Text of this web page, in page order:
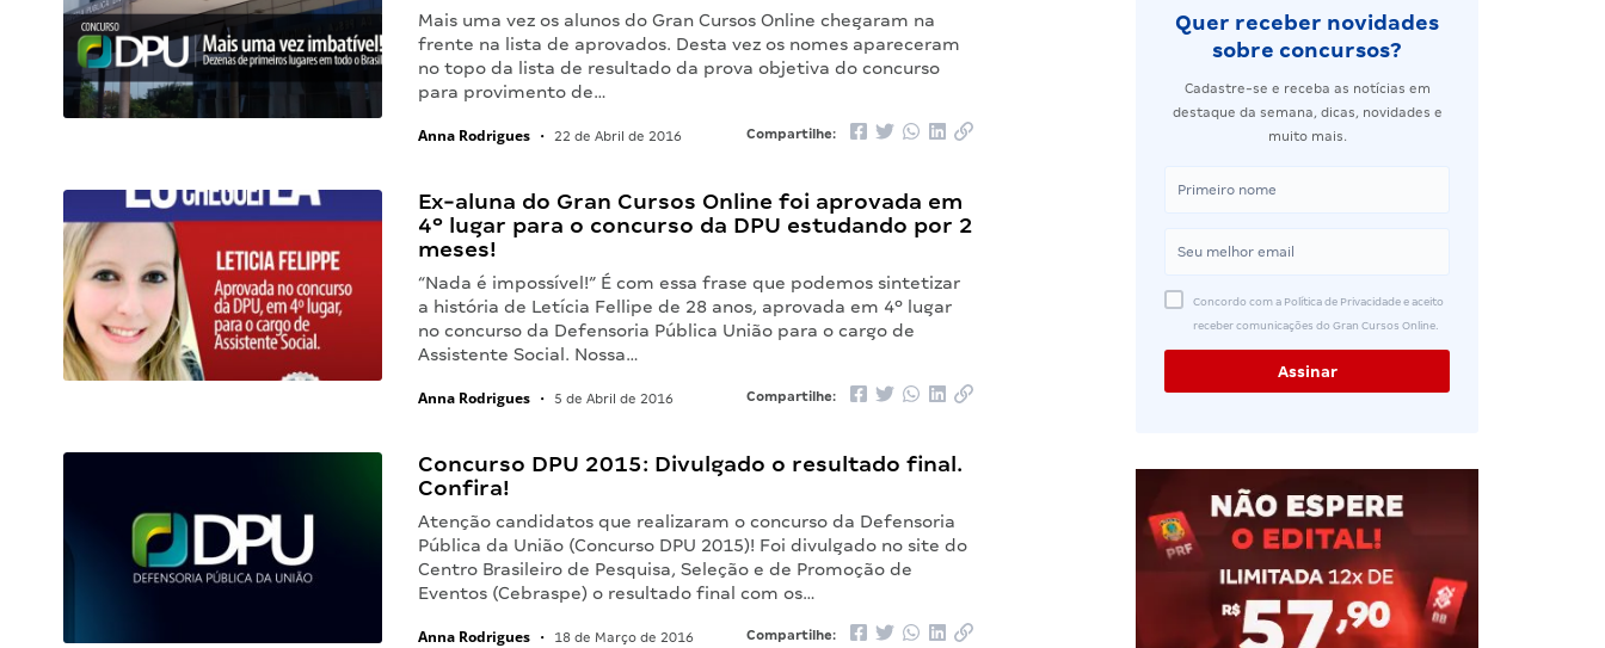
Mais uma vez os alunos do Gran Cursos Online chegaram na
frente na lista de aprovados. Desta vez os nomes apareceram
no topo da lista de resultado da prova objetiva do concurso
para provimento de…
Anna Rodrigues • 22 de Abril de 2016 Compartilhe:
Ex-aluna do Gran Cursos Online foi aprovada em
4º lugar para o concurso da DPU estudando por 2
meses!
“Nada é impossível!” É com essa frase que podemos sintetizar
a história de Letícia Fellipe de 28 anos, aprovada em 4º lugar
no concurso da Defensoria Pública União para o cargo de
Assistente Social. Nossa…
Anna Rodrigues • 5 de Abril de 2016 Compartilhe:
Concurso DPU 2015: Divulgado o resultado final.
Confira!
Atenção candidatos que realizaram o concurso da Defensoria
Pública da União (Concurso DPU 2015)! Foi divulgado no site do
Centro Brasileiro de Pesquisa, Seleção e de Promoção de
Eventos (Cebraspe) o resultado final com os…
Anna Rodrigues • 18 de Março de 2016 Compartilhe:
Quer receber novidades
sobre concursos?
Cadastre-se e receba as notícias em
destaque da semana, dicas, novidades e
muito mais.
Concordo com a Política de Privacidade e aceito
receber comunicações do Gran Cursos Online.